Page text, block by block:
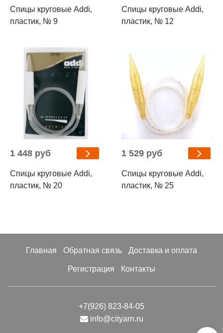
Спицы круговые Addi,
пластик, № 9
Спицы круговые Addi,
пластик, № 12
1 448 руб
Спицы круговые Addi,
пластик, № 20
1 529 руб
Спицы круговые Addi,
пластик, № 25
Главная Обратная связь Доставка и оплата
Регистрация Контакты
+7(926) 823-84-05
info@cityarn.ru